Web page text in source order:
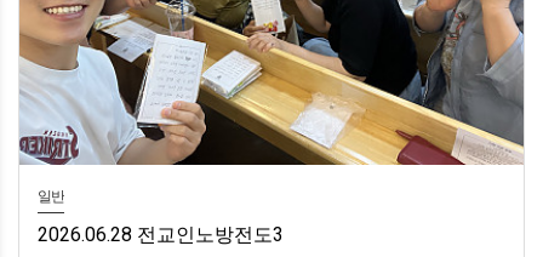
일반
2026.06.28 전교인노방전도3